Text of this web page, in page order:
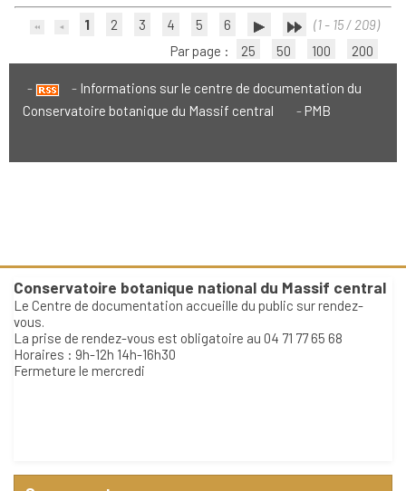
1 2 3 4 5 6
(1 - 15 / 209)
Par page :
25 50 100 200
Informations sur le centre de documentation du
Conservatoire botanique du Massif central
PMB
Conservatoire botanique national du Massif central
Le Centre de documentation accueille du public sur rendez-
vous.
La prise de rendez-vous est obligatoire au 04 71 77 65 68
Horaires : 9h-12h 14h-16h30
Fermeture le mercredi